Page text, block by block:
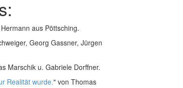
aus Pöttsching.
Georg Gassner, Jürgen
Marschik u. Gabriele Dorffner.
Realität wurde." von Thomas